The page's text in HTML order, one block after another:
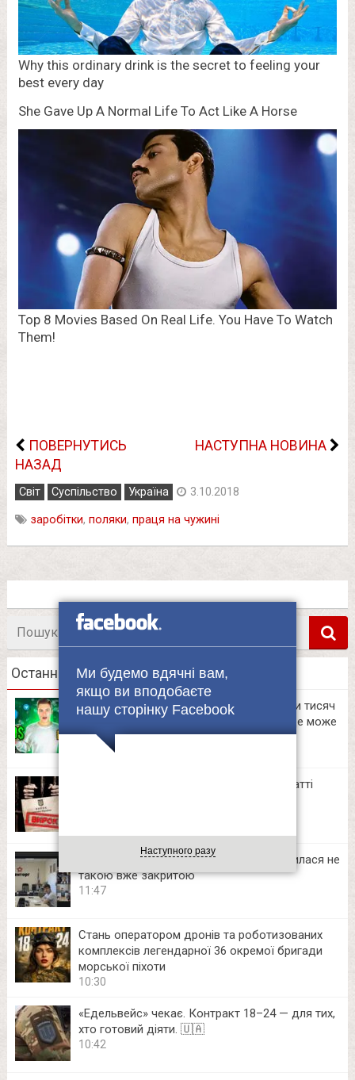
ПОВЕРНУТИСЬ
НАЗАД
НАСТУПНА НОВИНА
Світ Суспільство Україна 3.10.2018
заробітки, поляки, праця на чужині
Останні новини
Українські блогери заробляють десятки тисяч
на приватних Telegram-каналах. Тепер це може
зробити кожен
40 «зливів» про ТЦК та СП: на Прикарпатті
«Закрита» нарада Міноборони рф виявилася не
такою вже закритою
11:47
Стань оператором дронів та роботизованих
комплексів легендарної 36 окремої бригади
морської піхоти
10:30
«Едельвейс» чекає. Контракт 18–24 — для тих,
хто готовий діяти. 🇺🇦
10:42
Ми будемо вдячні вам,
якщо ви вподобаєте
нашу сторінку Facebook
Наступного разу